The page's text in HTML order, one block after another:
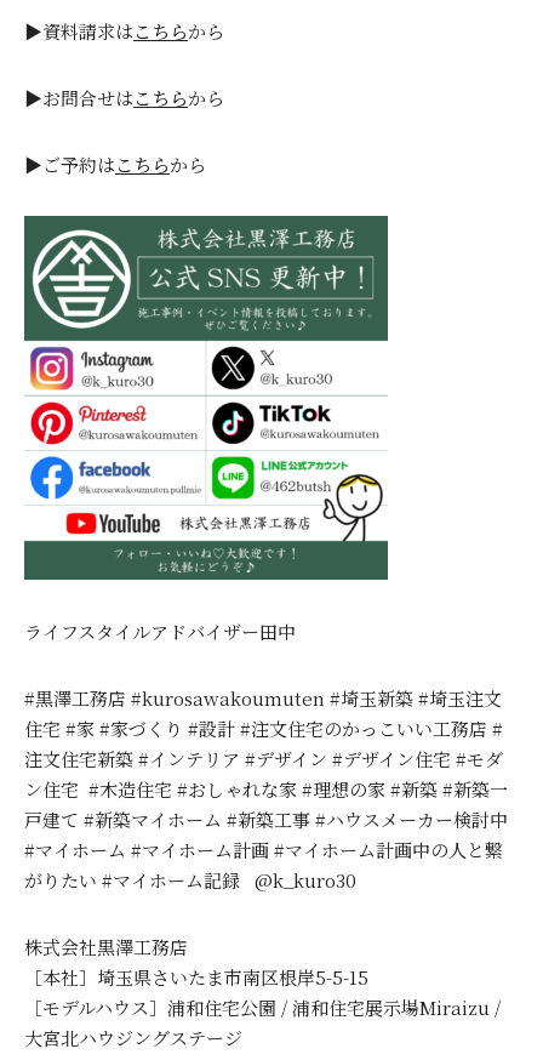
▶資料請求はこちらから
▶お問合せはこちらから
▶ご予約はこちらから
ライフスタイルアドバイザー田中
#黒澤工務店 #kurosawakoumuten #埼玉新築 #埼玉注文
住宅 #家 #家づくり #設計 #注文住宅のかっこいい工務店 #
注文住宅新築 #インテリア #デザイン #デザイン住宅 #モダ
ン住宅 #木造住宅 #おしゃれな家 #理想の家 #新築 #新築一
戸建て #新築マイホーム #新築工事 #ハウスメーカー検討中
#マイホーム #マイホーム計画 #マイホーム計画中の人と繋
がりたい #マイホーム記録 @k_kuro30
株式会社黒澤工務店
［本社］埼玉県さいたま市南区根岸5-5-15
［モデルハウス］浦和住宅公園 / 浦和住宅展示場Miraizu /
大宮北ハウジングステージ